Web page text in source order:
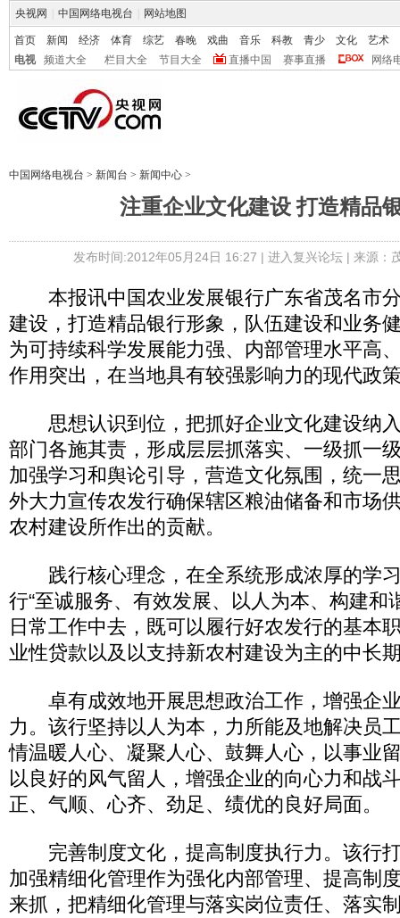
央视网 中国网络电视台 网站地图
首页 新闻 经济 体育 综艺 春晚 戏曲 音乐 科教 青少 文化
艺术
电视
频道大全 栏目大全 节目大全 直播中国 赛事直播 网络
中国网络电视台 > 新闻台 > 新闻中心 >
注重企业文化建设 打造精品
发布时间:2012年05月24日 16:27 | 进入复兴论坛| 来源：
本报讯中国农业发展银行广东省茂名市
建设，打造精品银行形象，队伍建设和业务
为可持续科学发展能力强、内部管理水平高
作用突出，在当地具有较强影响力的现代政
思想认识到位，把抓好企业文化建设纳
部门各施其责，形成层层抓落实、一级抓一
加强学习和舆论引导，营造文化氛围，统一
外大力宣传农发行确保辖区粮油储备和市场
农村建设所作出的贡献。
践行核心理念，在全系统形成浓厚的学
行“至诚服务、有效发展、以人为本、构建和
日常工作中去，既可以履行好农发行的基本
业性贷款以及以支持新农村建设为主的中长
卓有成效地开展思想政治工作，增强企
力。该行坚持以人为本，力所能及地解决员
情温暖人心、凝聚人心、鼓舞人心，以事业
以良好的风气留人，增强企业的向心力和战
正、气顺、心齐、劲足、绩优的良好局面。
完善制度文化，提高制度执行力。该行
加强精细化管理作为强化内部管理、提高制
来抓，把精细化管理与落实岗位责任、落实